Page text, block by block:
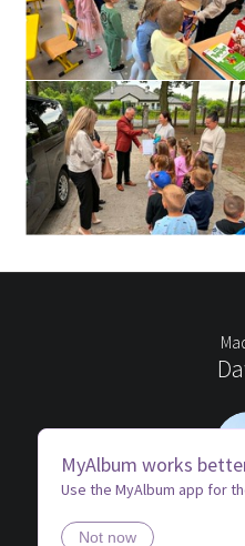
MyAlbum works
Use the MyAlbum app for
Not now